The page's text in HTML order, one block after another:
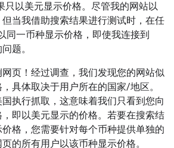
只以美元显示价格。尽管我的网站以
当我借助搜索结果进行测试时，在任
同一币种显示价格，即使我连接到
题。
页！经过调查，我们发现您的网站似
具体取决于用户所在的国家/地区。
执行抓取，这意味着我们只看到您向
即以美元显示的价格。若要在搜索结
格，您需要针对每个币种提供单独的
的所有用户以该币种显示价格。